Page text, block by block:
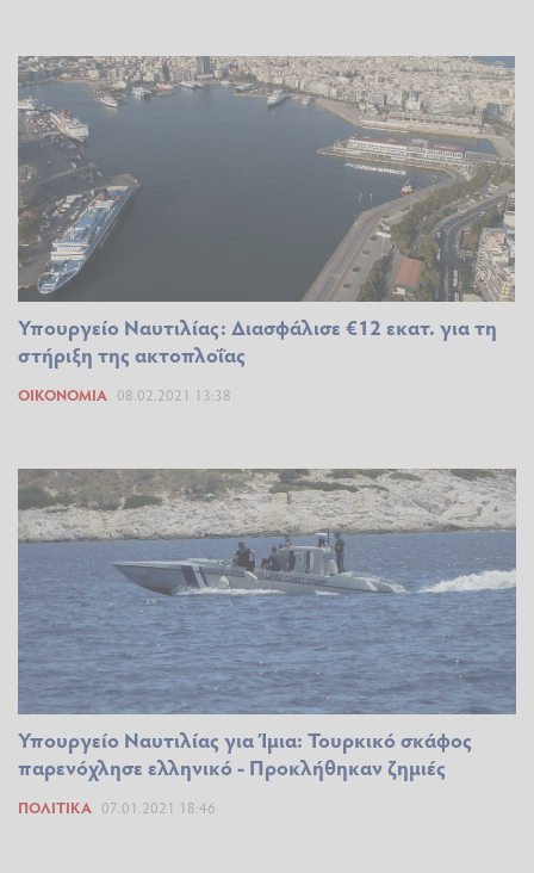
Υπουργείο Ναυτιλίας: Διασφάλισε €12 εκατ. για τη
στήριξη της ακτοπλοΐας
ΟΙΚΟΝΟΜΊΑ 08.02.2021 13:38
Υπουργείο Ναυτιλίας για Ίμια: Τουρκικό σκάφος
παρενόχλησε ελληνικό - Προκλήθηκαν ζημιές
ΠΟΛΙΤΙΚΆ 07.01.2021 18:46